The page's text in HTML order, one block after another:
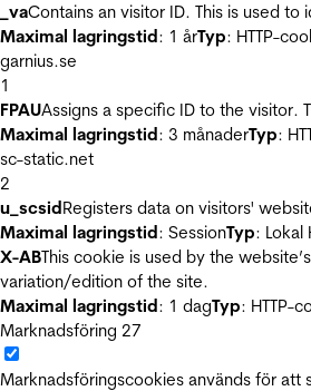
_vaContains an visitor ID. This is used
Maximal lagringstid: 1 årTyp: HTTP-
garnius.se
1
FPAUAssigns a specific ID to the visitor.
Maximal lagringstid: 3 månaderTyp:
sc-static.net
2
u_scsidRegisters data on visitors'
Maximal lagringstid: SessionTyp: Lokal
X-ABThis cookie is used by the
variation/edition of the site.
Maximal lagringstid: 1 dagTyp: HTTP-
Marknadsföring 27
Marknadsföringscookies används för